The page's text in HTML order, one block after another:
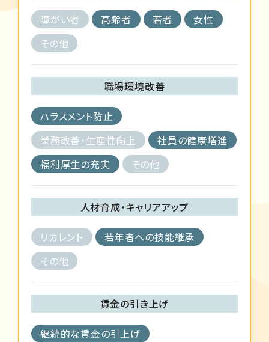
障がい者 高齢者 若者
女性
その他
職場環境改善
ハラスメント防止
業務改善・生産性向上
社員の健康増進
福利厚生の充実
その他
人材育成・キャリアアップ
リカレント
若年者への技能継承
その他
賃金の引き上げ
継続的な賃金の引上げ